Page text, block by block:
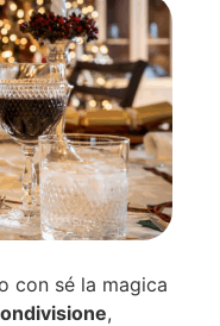
con sé la magica
,